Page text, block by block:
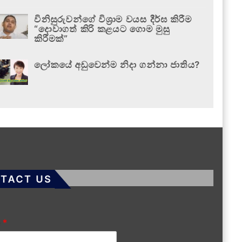
විනිසුරුවන්ගේ විශ්‍රාම වයස දීර්ඝ කිරීම
“දොවාගත් කිරි කළයට ගොම මුසු
කිරීමක්”
ලෝකයේ අඩුවෙන්ම නිදා ගන්නා ජාතිය?
US
*